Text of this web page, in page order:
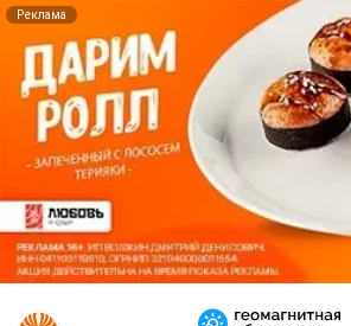
Реклама